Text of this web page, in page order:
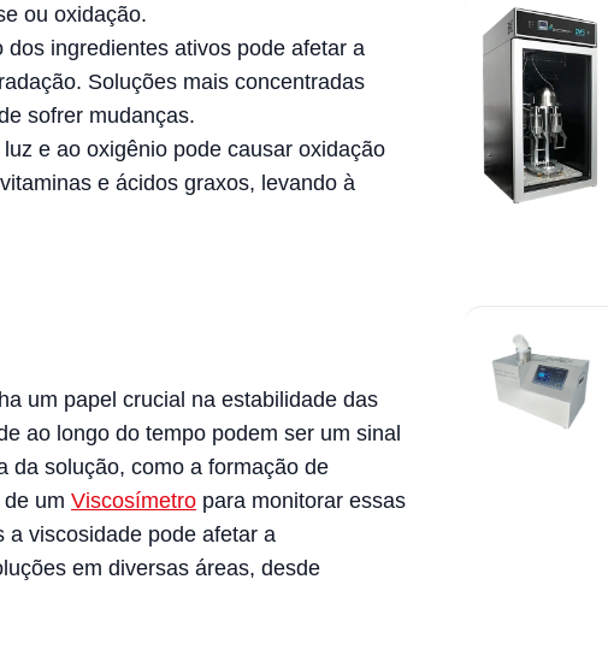
ou oxidação.
dos ingredientes ativos pode afetar a
Soluções mais concentradas
sofrer mudanças.
e ao oxigênio pode causar oxidação
e ácidos graxos, levando à
um papel crucial na estabilidade das
ao longo do tempo podem ser um sinal
da solução, como a formação de
um Viscosímetro para monitorar essas
a viscosidade pode afetar a
em diversas áreas, desde